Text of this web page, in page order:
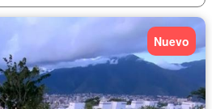
Nuevo